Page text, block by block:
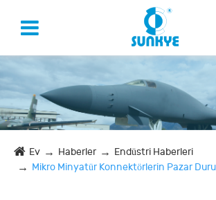
Ev Haberler
Endüstri Haberleri
Mikro Minyatür Konnektörlerin Pazar